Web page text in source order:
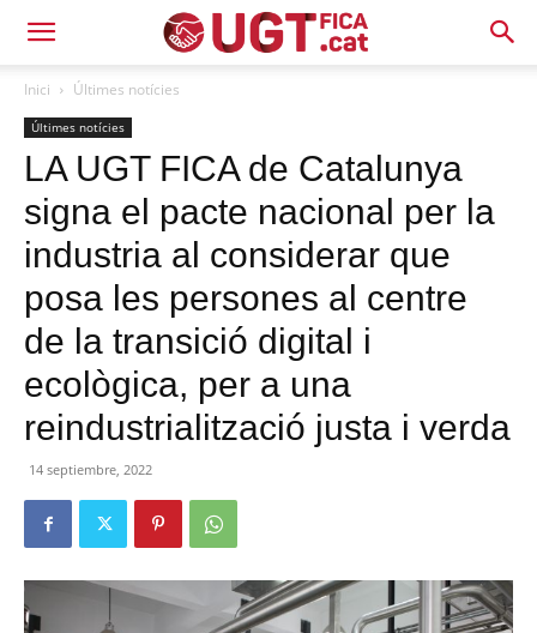
Inici Últimes notícies
Últimes notícies
LA UGT FICA de Catalunya
signa el pacte nacional per la
industria al considerar que
posa les persones al centre
de la transició digital i
ecològica, per a una
reindustrialització justa i verda
14 septiembre, 2022